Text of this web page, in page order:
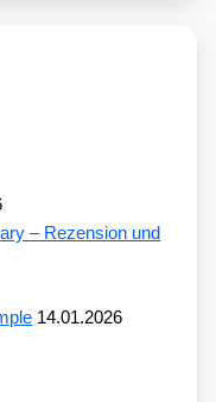
– Rezension und
14.01.2026